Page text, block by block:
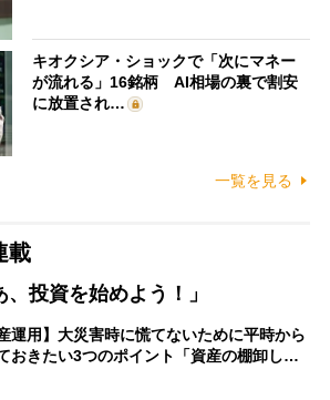
キオクシア・ショックで「次にマネー
が流れる」16銘柄 AI相場の裏で割安
に放置され…
一覧を見る
載
投資を始めよう！」
産運用】大災害時に慌てないために平時から
おきたい3つのポイント「資産の棚卸し…